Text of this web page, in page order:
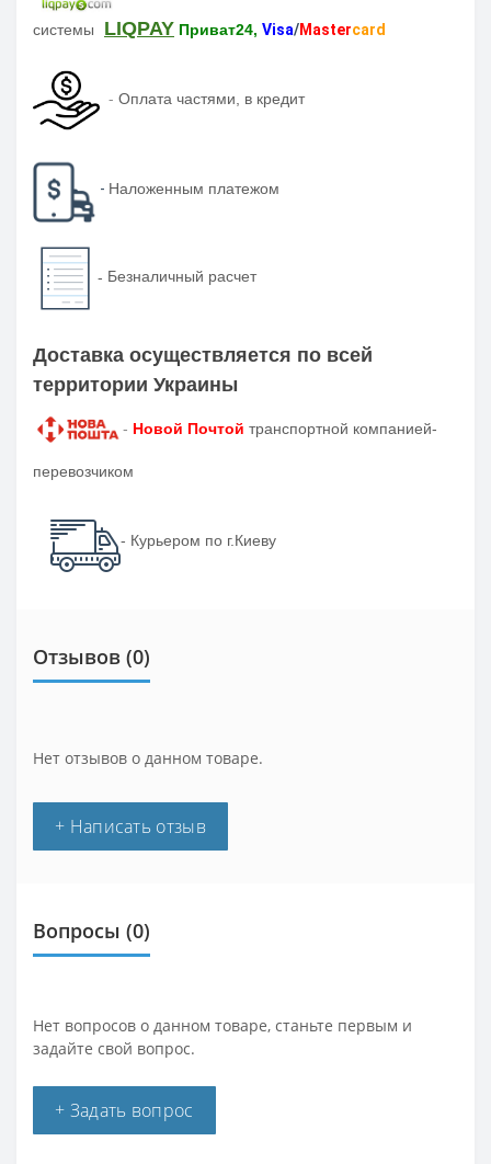
системы LIQPAY Приват24, Visa/Mastercard
- Оплата частями, в кредит
- Наложенным платежом
- Безналичный расчет
Доставка осуществляется по всей
территории Украины
- Новой Почтой транспортной компанией-
перевозчиком
- Курьером по г.Киеву
Отзывов (0)
Нет отзывов о данном товаре.
+ Написать отзыв
Вопросы (0)
Нет вопросов о данном товаре, станьте первым и
задайте свой вопрос.
+ Задать вопрос